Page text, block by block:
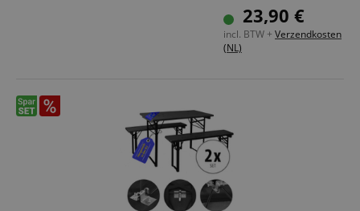
23,90 €
incl. BTW + Verzendkosten
(NL)